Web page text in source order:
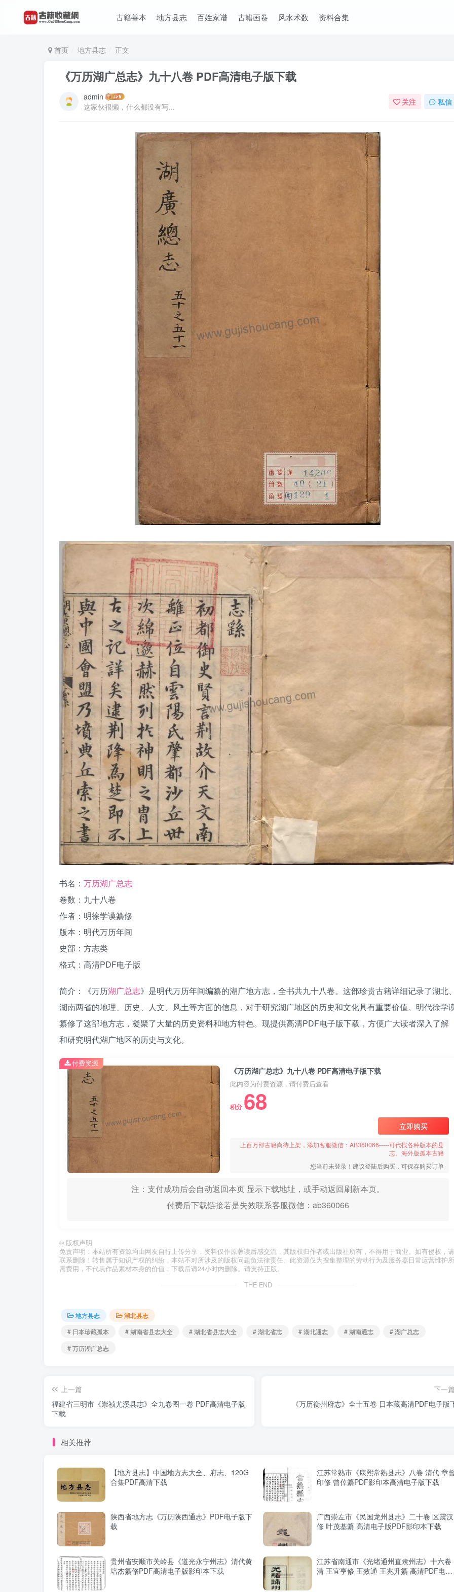
古籍善本 地方县志 百姓家谱 古籍画卷 风水术数 资料合集
首页 地方县志 正文
《万历湖广总志》九十八卷 PDF高清电子版下载
admin
这家伙很懒，什么都没有写...
关注 私信
书名： 万历湖广总志
卷数：九十八卷
作者：明徐学谟纂修
版本：明代万历年间
史部：方志类
格式：高清PDF电子版
简介：《万历湖广总志》是明代万历年间编纂的湖广地方志，全书共九十八卷。这部珍贵古籍详细记录了湖北
湖南两省的地理、历史、人文、风土等方面的信息，对于研究湖广地区的历史和文化具有重要价值。明代徐学
纂修了这部地方志，凝聚了大量的历史资料和地方特色。现提供高清PDF电子版下载，方便广大读者深入了解
和研究明代湖广地区的历史与文化。
《万历湖广总志》九十八卷 PDF高清电子版下载
此内容为付费资源，请付费后查看
积分 68
立即购买
上百万部古籍尚待上架，添加客服微信：AB360066-----可代找各种版本的县
志、海外版孤本古籍
您当前未登录！建议登陆后购买，可保存购买订单
注：支付成功后会自动返回本页 显示下载地址，或手动返回刷新本页。
付费后下载链接若是失效联系客服微信：ab360066
付费资源
© 版权声明
免责声明：本站所有资源均由网友自行上传分享，资料仅作原著读后感交流，其版权归作者或出版社所有，不得用于商业。如有侵权，请
联系删除！转售属于知识产权的纠纷，本站不对所涉及的版权问题负法律责任。此资源仅为搜集整理的劳动行为及服务器日常运营维护所
需费用，不代表作品素材本身的价值，下载后请24小时内删除。请支持正版。
THE END
地方县志
湖北县志
# 日本珍藏孤本
# 湖南省县志大全 # 湖北省县志大全 # 湖北省志 # 湖北通志 # 湖南通志
# 湖广总志
# 万历湖广总志
上一篇
福建省三明市《崇祯尤溪县志》全九卷图一卷 PDF高清电子版
下载
下一
《万历衡州府志》全十五卷 日本藏高清PDF电子版
相关推荐
【地方县志】中国地方志大全、府志、120G
合集PDF高清下载
江苏常熟市《康熙常熟县志》八卷 清代 章
印修 曾倬纂PDF影印本高清电子版下载
陕西省地方志《万历陕西通志》PDF电子版下
载
广西崇左市《民国龙州县志》二十卷 区震汉
修 叶茂基纂 高清电子版PDF影印本下载
贵州省安顺市关岭县《道光永宁州志》清代黄
培杰纂修PDF高清电子版影印本下载
江苏省南通市《光绪通州直隶州志》十六卷
清 王宜亨修 王效通 王兆升纂 高清PDF电子